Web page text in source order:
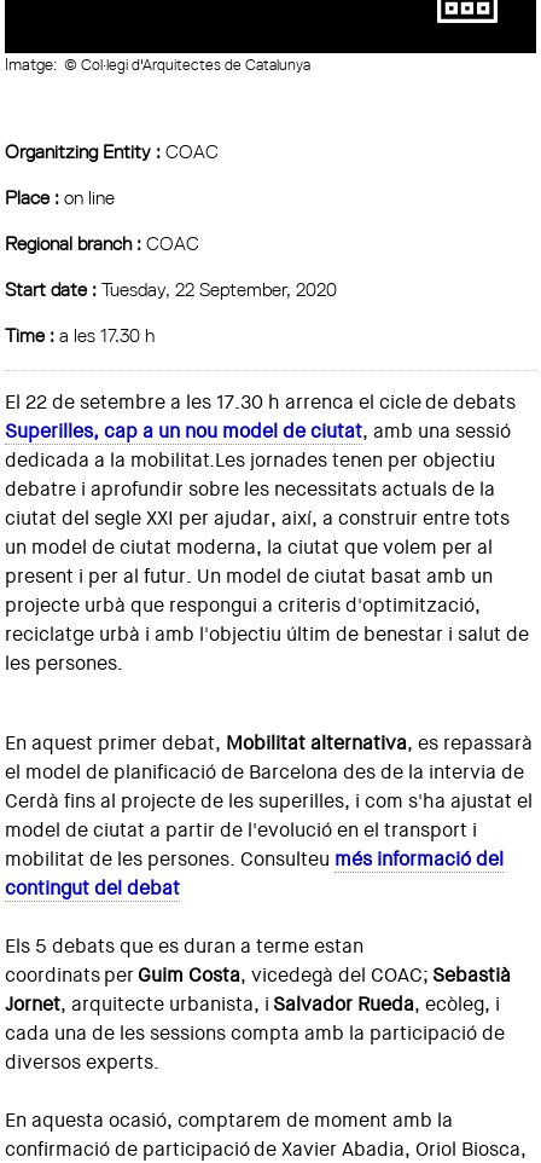
Imatge: © Col·legi d'Arquitectes de Catalunya
Organitzing Entity :COAC
Place :on line
Regional branch :COAC
Start date :Tuesday, 22 September, 2020
Time :a les 17.30 h
El 22 de setembre a les 17.30 h arrenca el ciclede debats
Superilles, cap a un nou model deciutat, amb una sessió
dedicada a la mobilitat.Les jornades tenen per objectiu
debatre i aprofundir sobre les necessitats actuals de la
ciutat del segle XXI per ajudar, així, a construir entre tots
un model de ciutat moderna, la ciutat que volem per al
present i per al futur. Un model de ciutat basat amb un
projecte urbà que respongui a criteris d'optimització,
reciclatge urbà i amb l'objectiu últim de benestar i salut de
les persones.
En aquest primer debat, Mobilitat alternativa, es repassarà
el model de planificació de Barcelona des de la intervia de
Cerdà fins al projecte de les superilles, i com s'ha ajustat el
model de ciutat a partir de l'evolució en el transport i
mobilitat de les persones. Consulteu més informació del
contingut del debat
Els 5 debats que es duran a terme estan
coordinatsper Guim Costa, vicedegà del COAC; Sebastià
Jornet, arquitecte urbanista, i Salvador Rueda, ecòleg, i
cada una de les sessions compta amb la participació de
diversos experts.
En aquesta ocasió, comptarem de moment amb la
confirmació de participació de Xavier Abadia, Oriol Biosca,